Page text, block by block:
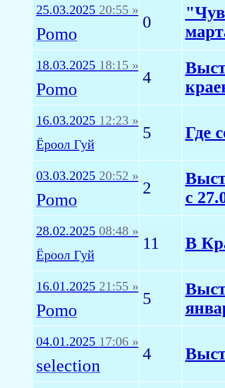
25.03.2025 20:55 »
Pomo
0
18.03.2025 18:15 »
Pomo
4
16.03.2025 12:23 »
Ёроол Гуй
5 Где
03.03.2025 20:52 »
Pomo
2
с
28.02.2025 08:48 »
Ёроол Гуй
11 В
16.01.2025 21:55 »
Pomo
5
04.01.2025 17:06 »
selection
4